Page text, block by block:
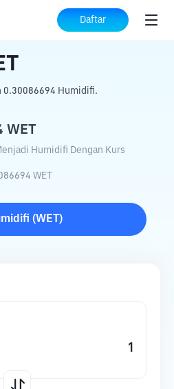
Daftar
ke WET
0.30086694 Humidifi.
WET
Humidifi Dengan Kurs
WET
(WET )